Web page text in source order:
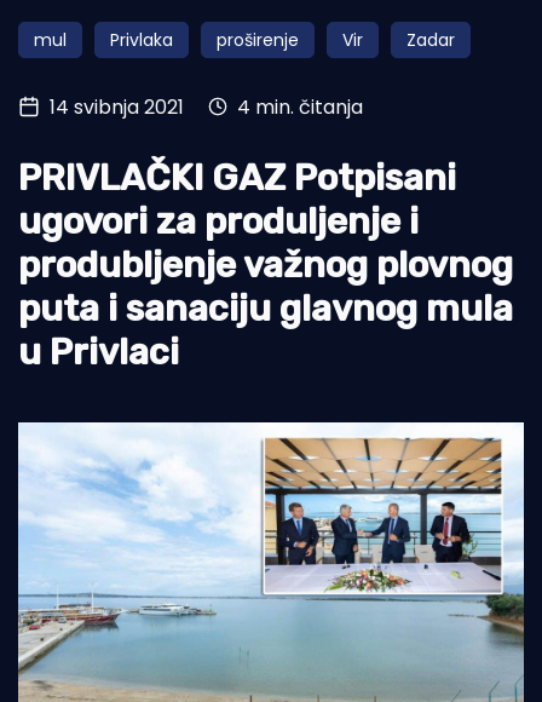
Obala
Otoci
Turizam i nautika
Pomorstvo
Ribolov
Ekologija
Tradicija i kultura
mul Privlaka proširenje Vir Zadar
14 svibnja 2021 4 min. čitanja
PRIVLAČKI GAZ Potpisani
ugovori za produljenje i
produbljenje važnog plovnog
puta i sanaciju glavnog mula
u Privlaci